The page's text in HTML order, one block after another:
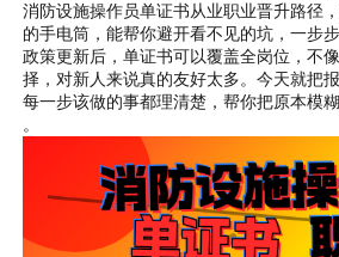
消防设施操作员单证书从业职业晋升路径
的手电筒，能帮你避开看不见的坑，一步
政策更新后，单证书可以覆盖全岗位，不
择，对新人来说真的友好太多。今天就把
每一步该做的事都理清楚，帮你把原本模
。